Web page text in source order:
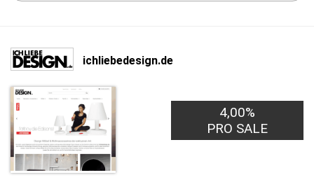
ichliebedesign.de
4,00%
PRO SALE